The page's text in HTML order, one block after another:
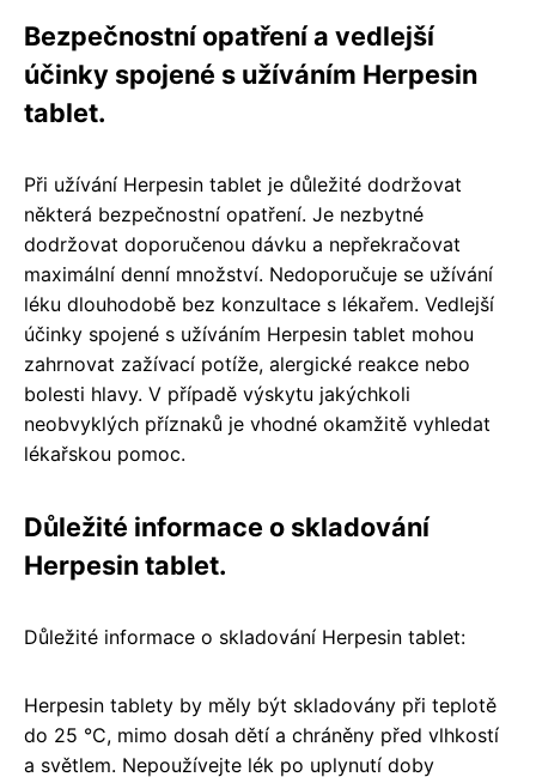
Bezpečnostní opatření a vedlejší
účinky spojené s užíváním Herpesin
tablet.
Při užívání Herpesin tablet je důležité dodržovat
některá bezpečnostní opatření. Je nezbytné
dodržovat doporučenou dávku a nepřekračovat
maximální denní množství. Nedoporučuje se užívání
léku dlouhodobě bez konzultace s lékařem. Vedlejší
účinky spojené s užíváním Herpesin tablet mohou
zahrnovat zažívací potíže, alergické reakce nebo
bolesti hlavy. V případě výskytu jakýchkoli
neobvyklých příznaků je vhodné okamžitě vyhledat
lékařskou pomoc.
Důležité informace o skladování
Herpesin tablet.
Důležité informace o skladování Herpesin tablet:
Herpesin tablety by měly být skladovány při teplotě
do 25 °C, mimo dosah dětí a chráněny před vlhkostí
a světlem. Nepoužívejte lék po uplynutí doby